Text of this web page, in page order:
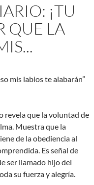
¡TU
QUE LA
mis labios te alabarán”
revela que la voluntad de
Muestra que la
de la obediencia al
Es señal de
ser llamado hijo del
su fuerza y alegría.